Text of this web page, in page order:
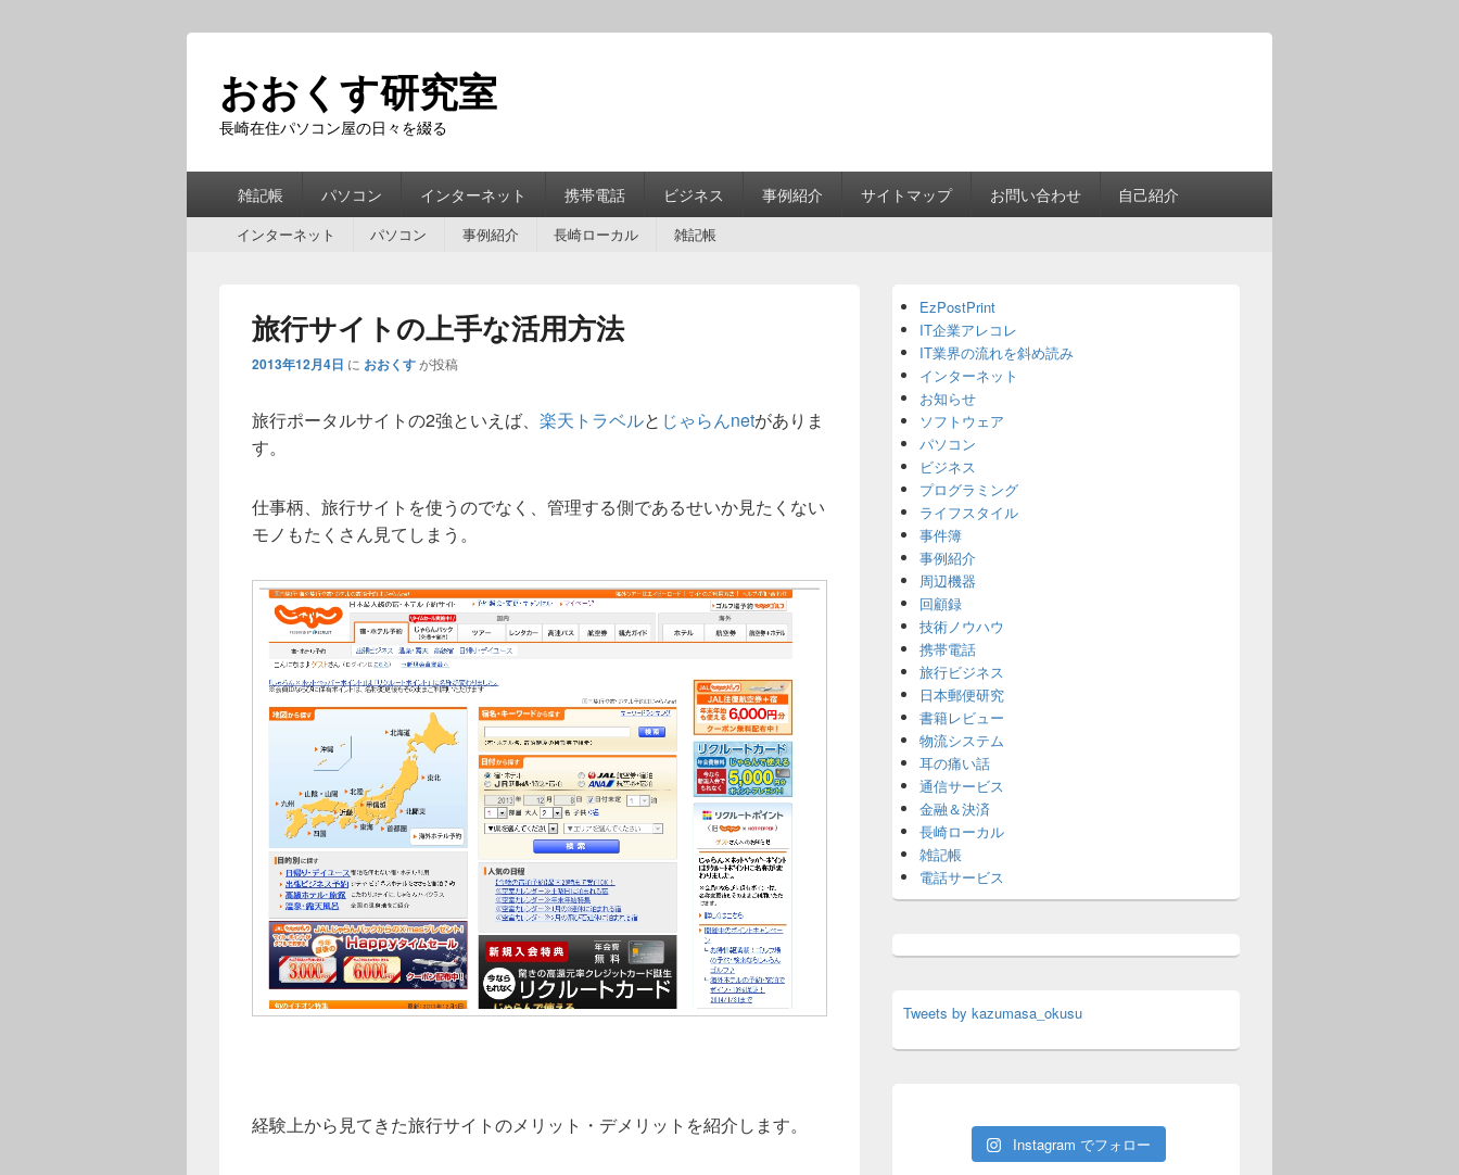
おおくす研究室
長崎在住パソコン屋の日々を綴る
雑記帳 パソコン インターネット 携帯電話 ビジネス 事例紹介 サイトマップ お問い合わせ 自己紹介
インターネット パソコン 事例紹介 長崎ローカル 雑記帳
旅行サイトの上手な活用方法
2013年12月4日 に おおくすが投稿
旅行ポータルサイトの2強といえば、 楽天トラベルと じゃらんnetがありま
す。
仕事柄、旅行サイトを使うのでなく、管理する側であるせいか見たくない
モノもたくさん見てしまう。
経験上から見てきた旅行サイトのメリット・デメリットを紹介します。
Sidebar
Widget
Area
EzPostPrint
IT企業アレコレ
IT業界の流れを斜め読み
インターネット
お知らせ
ソフトウェア
パソコン
ビジネス
プログラミング
ライフスタイル
事件簿
事例紹介
周辺機器
回顧録
技術ノウハウ
携帯電話
旅行ビジネス
日本郵便研究
書籍レビュー
物流システム
耳の痛い話
通信サービス
金融＆決済
長崎ローカル
雑記帳
電話サービス
Tweets by kazumasa_okusu
Instagram でフォロー